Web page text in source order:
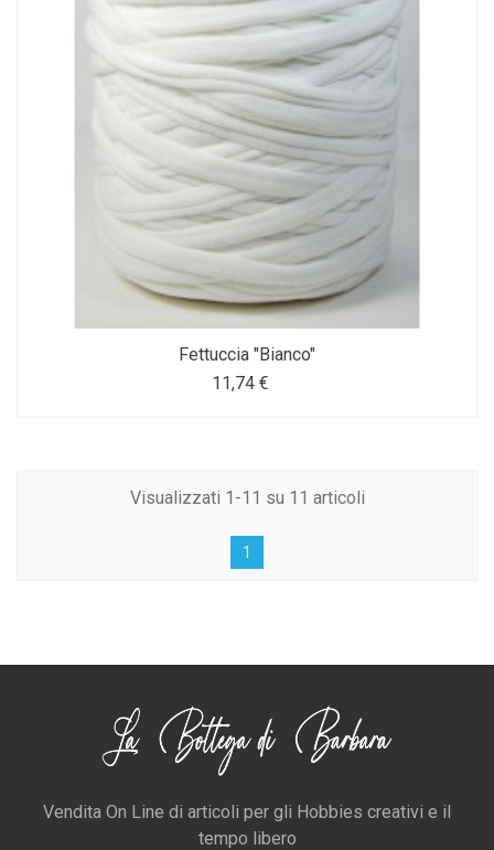
Fettuccia "Bianco"
11,74 €
Visualizzati 1-11 su 11 articoli
1
Vendita On Line di articoli per gli Hobbies creativi e il
tempo libero